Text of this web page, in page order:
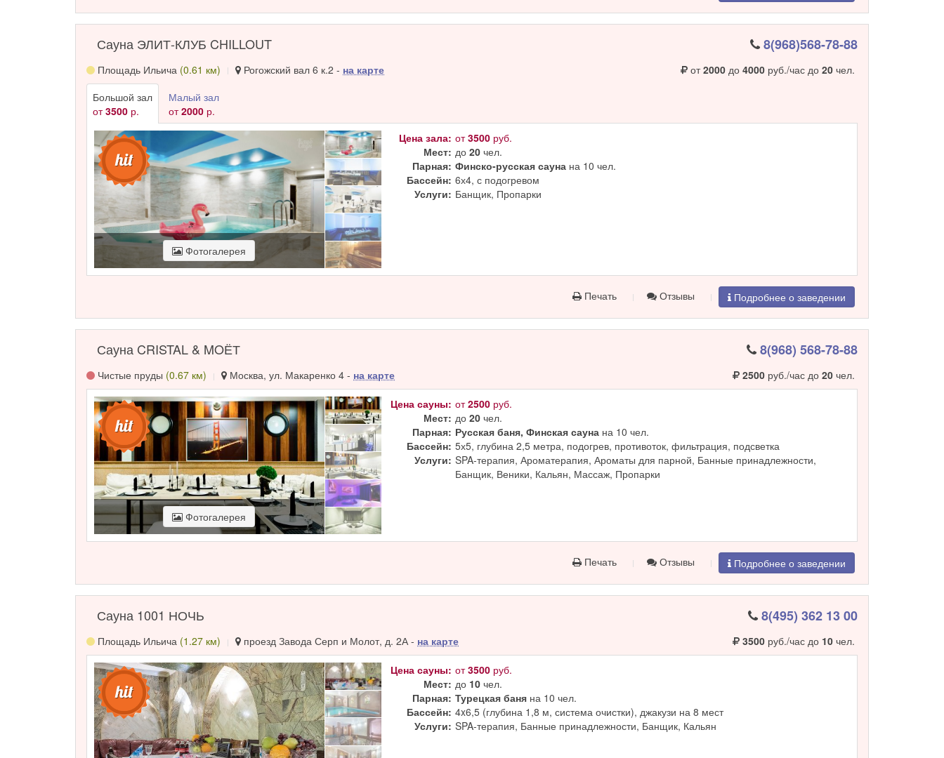
Сауна ЭЛИТ-КЛУБ CHILLOUT 8(968)568-78-88
Площадь Ильича (0.61 км) Рогожский вал 6 к.2 - на карте от2000до 4000руб./час до 20чел.
Большой зал
от3500 р.
Малый зал
от2000 р.
Фотогалерея
Цена зала: от3500 руб.
Мест: до20 чел.
Парная: Финско-русская сауна на 10 чел.
Бассейн: 6х4, с подогревом
Услуги: Банщик, Пропарки
Печать Отзывы Подробнее о заведении
Сауна CRISTAL & MOЁТ 8(968) 568-78-88
Чистые пруды (0.67 км) Москва, ул. Макаренко 4 - на карте 2500руб./час до 20чел.
Фотогалерея
Цена сауны: от2500 руб.
Мест: до20 чел.
Парная: Русская баня, Финская сауна на 10 чел.
Бассейн: 5х5, глубина 2,5 метра, подогрев, противоток, фильтрация, подсветка
Услуги: SPA-терапия, Ароматерапия, Ароматы для парной, Банные принадлежности,
Банщик, Веники, Кальян, Массаж, Пропарки
Печать Отзывы Подробнее о заведении
Сауна 1001 НОЧЬ 8(495) 362 13 00
Площадь Ильича (1.27 км) проезд Завода Серп и Молот, д. 2А - на карте 3500руб./час до 10чел.
Цена сауны: от3500 руб.
Мест: до 10 чел.
Парная: Турецкая баня на 10 чел.
Бассейн: 4x6,5 (глубина 1,8 м, система очистки), джакузи на 8 мест
Услуги: SPA-терапия, Банные принадлежности, Банщик, Кальян